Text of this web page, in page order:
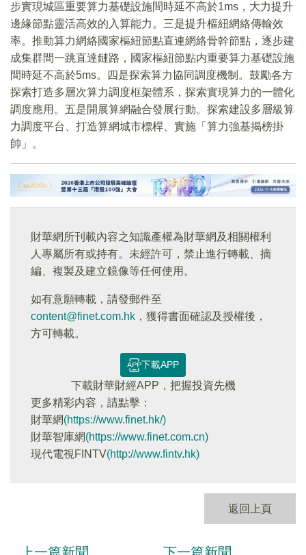
步實現城區重要算力基礎設施間時延不高於1ms，大力提升
邊緣節點靈活高效的入算能力。三是提升樞紐網絡傳輸效
率。推動算力網絡國家樞紐節點直連網絡骨幹節點，逐步建
成集群間一跳直達鏈路，國家樞紐節點内重要算力基礎設施
間時延不高於5ms。四是探索算力協同調度機制。鼓勵各方
探索打造多層次算力調度框架體系，探索實現算力的一體化
調度應用。五是開展算網融合發展行動。探索建設多層級算
力調度平台、打造算網城市標桿、實施「算力強基揭榜掛
帥」。
財華網所刊載內容之知識產權為財華網及相關權利
人專屬所有或持有。未經許可，禁止進行轉載、摘
編、複製及建立鏡像等任何使用。
如有意願轉載，請發郵件至
content@finet.com.hk ，獲得書面確認及授權後，
方可轉載。
下載APP
下載財華財經APP，把握投資先機
更多精彩内容，請點擊：
財華網(https://www.finet.hk/)
財華智庫網(https://www.finet.com.cn)
現代電視FINTV(http://www.fintv.hk)
返回上頁